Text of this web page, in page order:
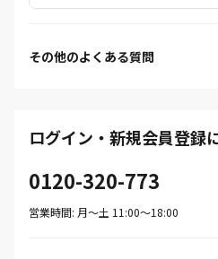
その他のよくある質問
ログイン・新規会員登録
0120-320-773
営業時間: 月〜土 11:00〜18:00